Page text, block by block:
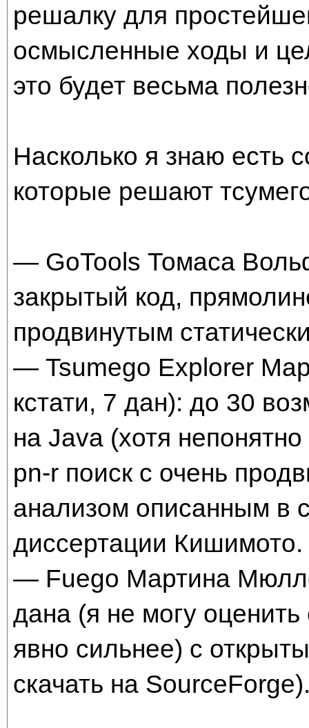
решалку для
осмысленные ходы и
это будет весьма
Насколько я знаю есть
которые решают
— GoTools Томаса
закрытый код,
продвинутым
— Tsumego Explorer
кстати, 7 дан): до 30
на Java (хотя
pn-r поиск с очень
анализом описанным в
диссертации Кишимото.
— Fuego Мартина
дана (я не могу
явно сильнее) с
скачать на